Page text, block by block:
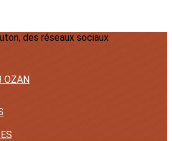
des réseaux sociaux